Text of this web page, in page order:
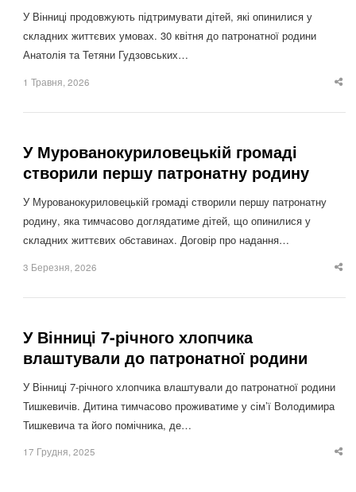
У Вінниці продовжують підтримувати дітей, які опинилися у
складних життєвих умовах. 30 квітня до патронатної родини
Анатолія та Тетяни Гудзовських…
1 Травня, 2026
У Мурованокуриловецькій громаді
створили першу патронатну родину
У Мурованокуриловецькій громаді створили першу патронатну
родину, яка тимчасово доглядатиме дітей, що опинилися у
складних життєвих обставинах. Договір про надання…
3 Березня, 2026
У Вінниці 7-річного хлопчика
влаштували до патронатної родини
У Вінниці 7-річного хлопчика влаштували до патронатної родини
Тишкевичів. Дитина тимчасово проживатиме у сім’ї Володимира
Тишкевича та його помічника, де…
17 Грудня, 2025